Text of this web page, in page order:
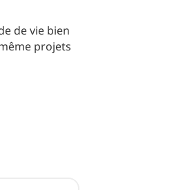
de vie bien
projets